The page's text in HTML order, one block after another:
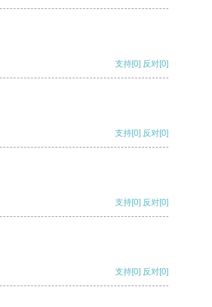
支持[0] 反对[0]
支持[0] 反对[0]
支持[0] 反对[0]
支持[0] 反对[0]